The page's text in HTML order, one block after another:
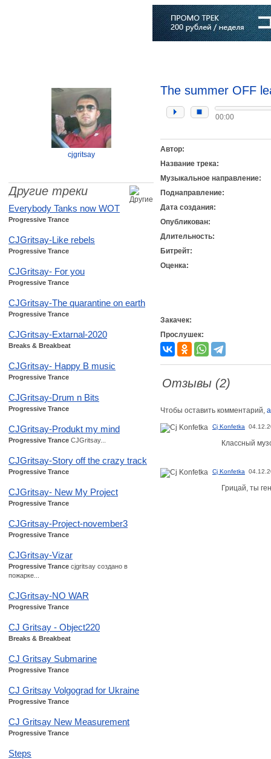
cjgritsay
Другие треки
Everybody Tanks now WOT
Progressive Trance
CJGritsay-Like rebels
Progressive Trance
CJGritsay- For you
Progressive Trance
CJGritsay-The quarantine on earth
Progressive Trance
CJGritsay-Extarnal-2020
Breaks & Breakbeat
CJGritsay- Happy B music
Progressive Trance
CJGritsay-Drum n Bits
Progressive Trance
CJGritsay-Produkt my mind
Progressive Trance CJGritsay...
CJGritsay-Story off the crazy track
Progressive Trance
CJGritsay- New My Project
Progressive Trance
CJGritsay-Project-november3
Progressive Trance
CJGritsay-Vizar
Progressive Trance cjgritsay создано в
пожарке...
CJGritsay-NO WAR
Progressive Trance
CJ Gritsay - Object220
Breaks & Breakbeat
CJ Gritsay Submarine
Progressive Trance
CJ Gritsay Volgograd for Ukraine
Progressive Trance
CJ Gritsay New Measurement
Progressive Trance
Steps
The summer OFF
00:00
Автор:
Название трека:
Музыкальное направление:
Поднаправление:
Дата создания:
Опубликован:
Длительность:
Битрейт:
Оценка:
Закачек:
Прослушек:
Отзывы (2)
Чтобы оставить комментарий,
Cj Konfetka
Классный
Cj Konfetka
Грицай, ты